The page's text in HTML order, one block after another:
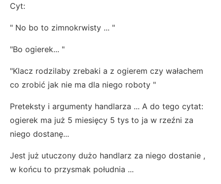
Cyt:
" No bo to zimnokrwisty ... "
"Bo ogierek... "
"Klacz rodzilaby zrebaki a z ogierem czy wałachem
co zrobić jak nie ma dla niego roboty "
Preteksty i argumenty handlarza ... A do tego cytat:
ogierek ma już 5 miesięcy 5 tys to ja w rzeźni za
niego dostanę...
Jest już utuczony dużo handlarz za niego dostanie ,
w końcu to przysmak południa ...